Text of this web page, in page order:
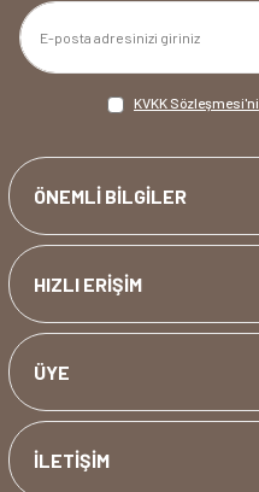
KVKK Sözleşmesi'ni
ÖNEMLİ BİLGİLER
HIZLI ERİŞİM
ÜYE
İLETİŞİM